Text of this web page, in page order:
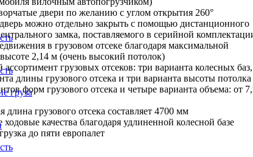
груза
двери по желанию с углом открытия 260°
можно отдельно закрыть с помощью дистанционного
замка, поставляемого в серийной
в грузовом отсеке благодаря максимальной
2,14 м (очень высокий потолок)
грузовых отсеков: три варианта колесных баз,
длины грузового отсека и три варианта высоты потолка
форм грузового отсека и четыре варианта объема: от
длина грузового отсека составляет 4700 мм
качества благодаря удлиненной колесной базе
до пяти европалет